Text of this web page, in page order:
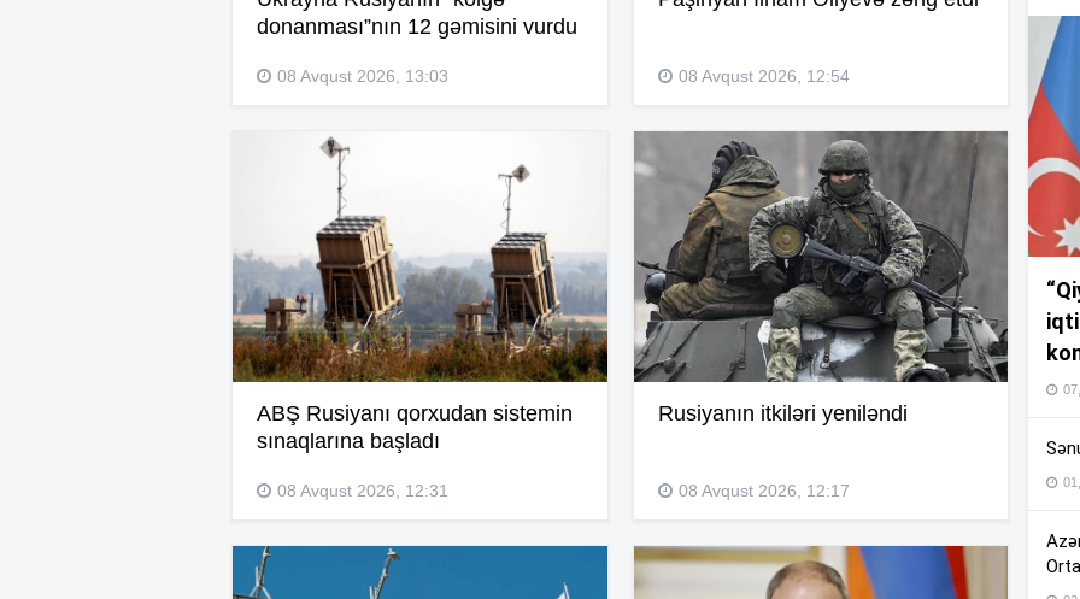
donanması”nın 12 gəmisini vurdu
08 Avqust 2026, 13:03 08 Avqust 2026, 12:54
ABŞ Rusiyanı qorxudan sistemin
sınaqlarına başladı
08 Avqust 2026, 12:31
Rusiyanın itkiləri yeniləndi
08 Avqust 2026, 12:17
07